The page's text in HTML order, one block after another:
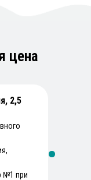
цена
2,5
№1 при